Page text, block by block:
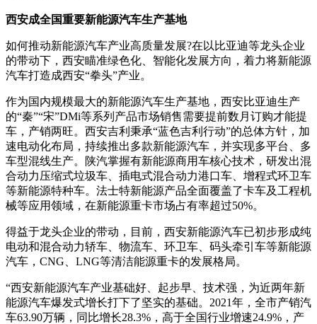
西安成全国重要新能源汽车生产基地
如何推动新能源汽车产业高质量发展?在以比亚迪等龙头企业
的带动下，西安瞄准绿色化、智能化发展方向，着力将新能源
汽车打造成西安“拳头”产业。
作为国内规模最大的新能源汽车生产基地，西安比亚迪生产
的“秦”“宋”DMi等系列产品市场销售需要提前数月订购才能提
车，产销两旺。西安吉利秉承“蓝色吉利行动”的总体方针，加
速电动化布局，持续推出多款新能源汽车，并实现多平台、多
车型混线生产。陕汽掌握有新能源商用车核心技术，研发出混
合动力压缩式垃圾车、插电式混合动力港口车、增程式环卫车
等新能源特种车。法士特新能源产品全面覆盖了卡车及工程机
械等应用领域，在新能源重卡市场占有率超过50%。
得益于龙头企业的带动，目前，西安新能源汽车已初步形成纯
电动和混合动力轿车、物流车、环卫车、码头牵引车等新能源
汽车，CNG、LNG等清洁能源重卡的发展格局。
“西安新能源汽车产业基础好、起步早、技术强，为近两年新
能源汽车爆发式增长打下了坚实的基础。2021年，全市产销汽
车63.90万辆，同比增长28.3%，高于全国行业增速24.9%，产